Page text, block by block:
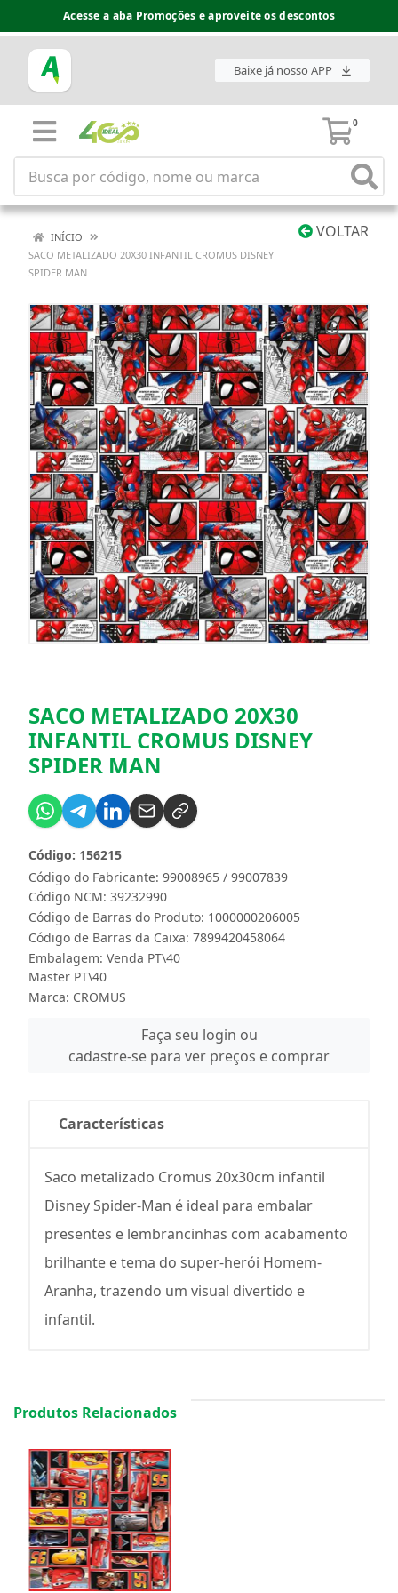
Acesse a aba Promoções e aproveite os descontos
Baixe já nosso APP
0
VOLTAR
INÍCIO
SACO METALIZADO 20X30 INFANTIL CROMUS DISNEY
SPIDER MAN
SACO METALIZADO 20X30
INFANTIL CROMUS DISNEY
SPIDER MAN
Código do Fabricante: 99008965 / 99007839
Código: 156215
Código NCM: 39232990
Código de Barras do Produto: 1000000206005
Código de Barras da Caixa: 7899420458064
Embalagem: Venda PT\40
Master PT\40
Marca: CROMUS
Faça seu login ou
cadastre-se para ver preços e comprar
Características
Saco metalizado Cromus 20x30cm infantil
Disney Spider-Man é ideal para embalar
presentes e lembrancinhas com acabamento
brilhante e tema do super-herói Homem-
Aranha, trazendo um visual divertido e
infantil.
Produtos Relacionados